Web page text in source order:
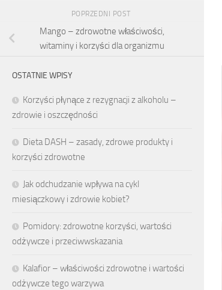
POPRZEDNI POST
Mango – zdrowotne właściwości,
witaminy i korzyści dla organizmu
OSTATNIE WPISY
Korzyści płynące z rezygnacji z alkoholu –
zdrowie i oszczędności
Dieta DASH – zasady, zdrowe produkty i
korzyści zdrowotne
Jak odchudzanie wpływa na cykl
miesiączkowy i zdrowie kobiet?
Pomidory: zdrowotne korzyści, wartości
odżywcze i przeciwwskazania
Kalafior – właściwości zdrowotne i wartości
odżywcze tego warzywa